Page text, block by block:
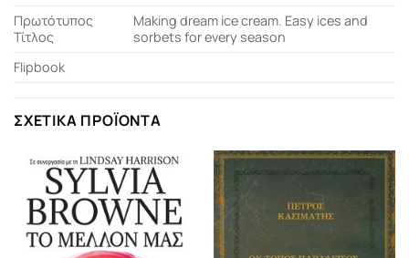
Πρωτότυπος
Τίτλος
Making dream ice cream. Easy ices and
sorbets for every season
Flipbook
ΣΧΕΤΙΚΆ ΠΡΟΪΌΝΤΑ